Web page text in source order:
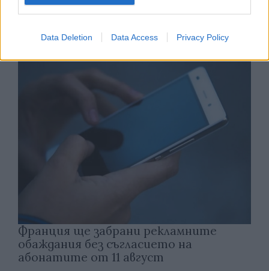
Data Deletion Data Access Privacy Policy
Астронавти на NASA излязоха в
07.08.2026 / 15:00
Франция ще забрани рекламните
обаждания без съгласието на
абонатите от 11 август